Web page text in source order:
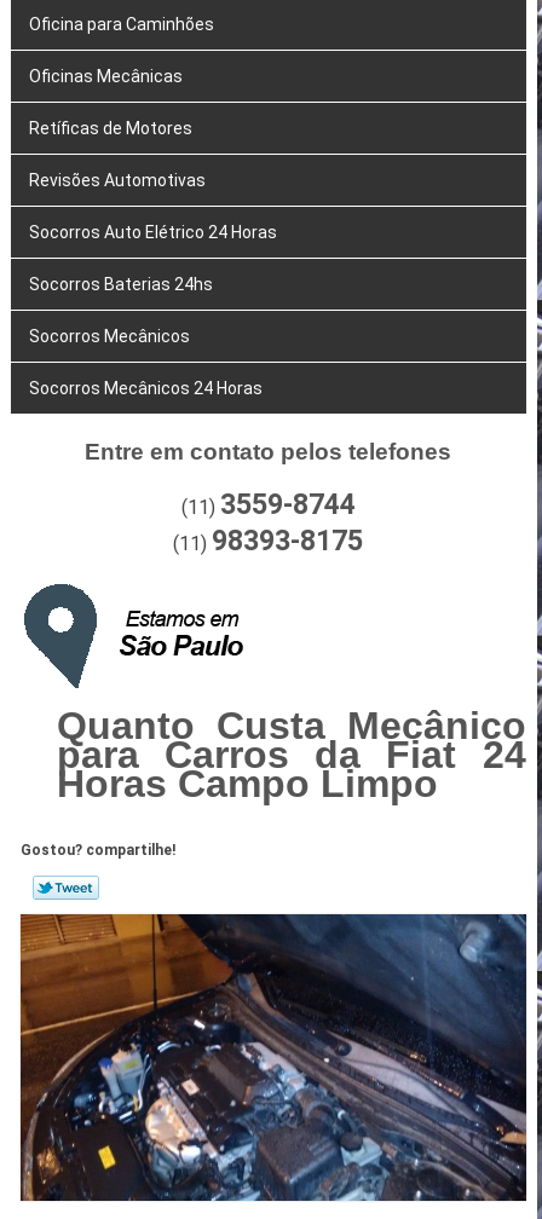
Oficina para Caminhões
Oficinas Mecânicas
Retíficas de Motores
Revisões Automotivas
Socorros Auto Elétrico 24 Horas
Socorros Baterias 24hs
Socorros Mecânicos
Socorros Mecânicos 24 Horas
Entre em contato pelos telefones
(11) 3559-8744
(11) 98393-8175
Quanto Custa Mecânico
para Carros da Fiat 24
Horas Campo Limpo
Gostou? compartilhe!